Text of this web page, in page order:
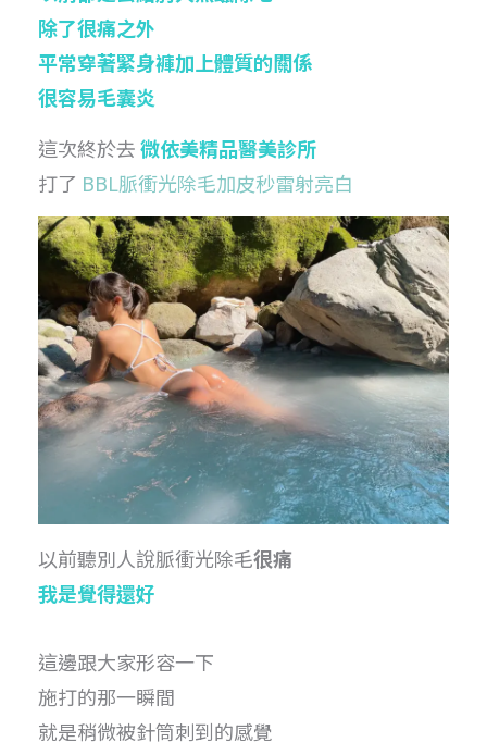
除了很痛之外
平常穿著緊身褲加上體質的關係
很容易毛囊炎
這次終於去微依美精品醫美診所
打了 BBL脈衝光除毛加皮秒雷射亮白
以前聽別人說脈衝光除毛很痛
我是覺得還好
這邊跟大家形容一下
施打的那一瞬間
就是稍微被針筒刺到的感覺